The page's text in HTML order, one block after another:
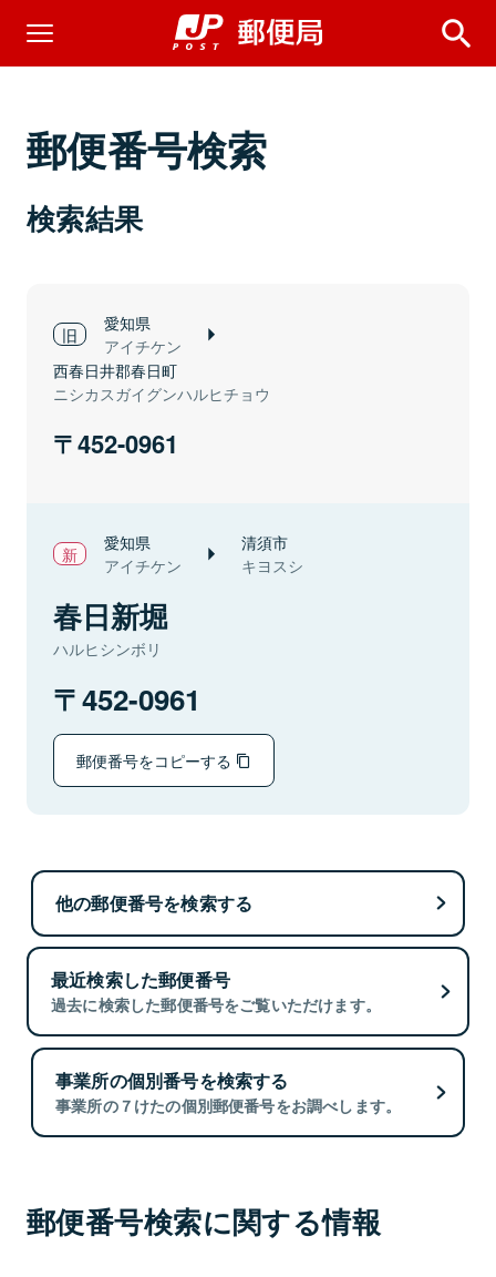
郵便番号検索
検索結果
愛知県
アイチケン
西春日井郡春日町
ニシカスガイグンハルヒチョウ
452-0961
愛知県
アイチケン
清須市
キヨスシ
春日新堀
ハルヒシンボリ
452-0961
郵便番号をコピーする
他の郵便番号を検索する
最近検索した郵便番号
過去に検索した郵便番号をご覧いただけます。
事業所の個別番号を検索する
事業所の７けたの個別郵便番号をお調べします。
郵便番号検索に関する情報